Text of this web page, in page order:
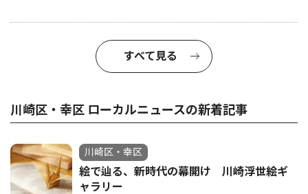
すべて見る
川崎区・幸区 ローカルニュースの新着記事
川崎区・幸区
絵で辿る、新時代の幕開け 川崎浮世絵ギ
ャラリー